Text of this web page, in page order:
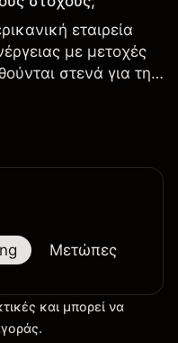
εταιρεία
με μετοχές
στενά για την
παραδόσεων και
Μετώπες
και μπορεί να